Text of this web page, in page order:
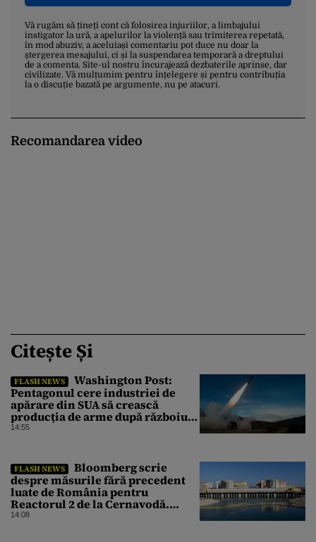
Vă rugăm să țineți cont că folosirea injuriilor, a limbajului
instigator la ură, a apelurilor la violență sau trimiterea repetată,
în mod abuziv, a aceluiași comentariu pot duce nu doar la
ștergerea mesajului, ci și la suspendarea temporară a dreptului
de a comenta. Site-ul nostru încurajează dezbaterile aprinse, dar
civilizate. Vă mulțumim pentru înțelegere și pentru contribuția
la o discuție bazată pe argumente, nu pe atacuri.
Recomandarea video
Citește Și
FLASH NEWS
Washington Post:
Pentagonul cere industriei de
apărare din SUA să crească
producția de arme după războiul
cu Iranul
14:55
FLASH NEWS
Bloomberg scrie
despre măsurile fără precedent
luate de România pentru
Reactorul 2 de la Cernavodă.
Operațiunea a mai câștigat nouă
14:08